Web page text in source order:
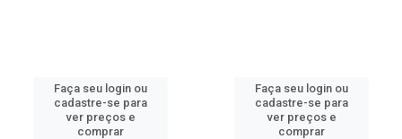
Faça seu login ou
cadastre-se para
ver preços e
comprar
Faça seu login ou
cadastre-se para
ver preços e
comprar